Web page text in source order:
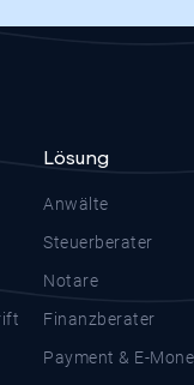
Lösung
Anwälte
Steuerberater
Notare
Finanzberater
Payment & E-